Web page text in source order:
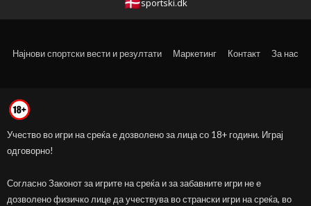
Најнови спортски вести и резултати Маркетинг Контакт За нас
Учество во игри на среќа е дозволено за лица со 18+ години. Играј
одговорно!
Согласно Законот за игрите на среќа и за забавните игри не е
дозволено физичко лице да учествува во странски игри на среќа, во